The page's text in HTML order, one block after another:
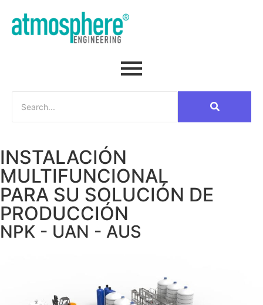
INSTALACIÓN
MULTIFUNCIONAL
PARA SU SOLUCIÓN DE
PRODUCCIÓN
NPK - UAN - AUS